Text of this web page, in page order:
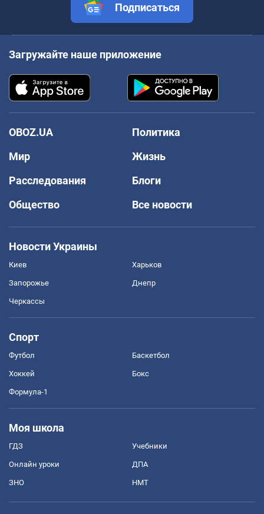
Подписаться
Загружайте наше приложение
OBOZ.UA
Политика
Мир
Жизнь
Расследования
Блоги
Общество
Все новости
Новости Украины
Киев Харьков
Запорожье Днепр
Черкассы
Спорт
Футбол Баскетбол
Хоккей Бокс
Формула-1
Моя школа
ГДЗ Учебники
Онлайн уроки ДПА
ЗНО НМТ